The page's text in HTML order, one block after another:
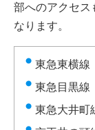
部へのアクセス
なります。
東急東横線
東急目黒線
東急大井町